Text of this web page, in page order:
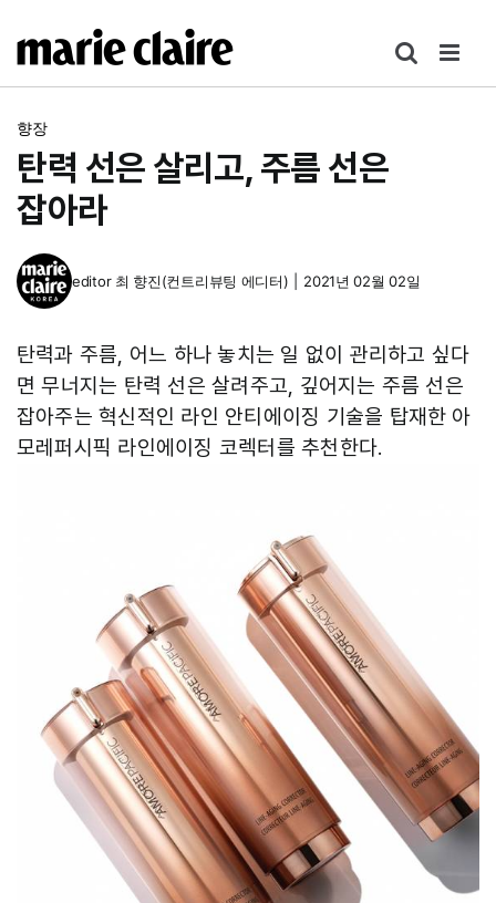
텐
향장
탄력 선은 살리고, 주름 선은
잡아라
editor 최 향진(컨트리뷰팅 에디터) 2021년 02월 02일
탄력과 주름, 어느 하나 놓치는 일 없이 관리하고 싶다
면 무너지는 탄력 선은 살려주고, 깊어지는 주름 선은
잡아주는 혁신적인 라인 안티에이징 기술을 탑재한 아
모레퍼시픽 라인에이징 코렉터를 추천한다.